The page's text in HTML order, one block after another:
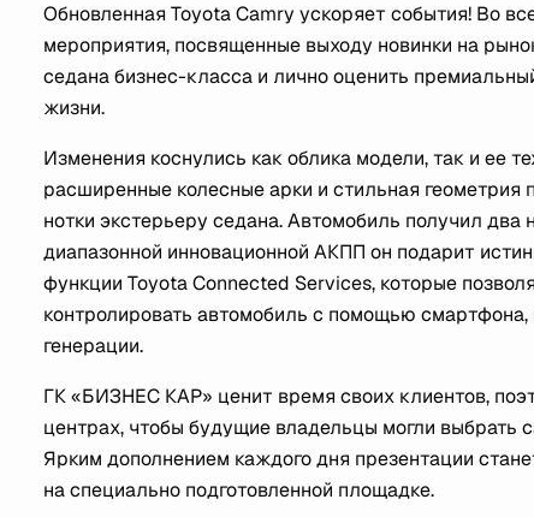
Обновленная Toyota Camry ускоряет события! Во
мероприятия, посвященные выходу новинки на
седана бизнес-класса и лично оценить
жизни.
Изменения коснулись как облика модели, так и ее
расширенные колесные арки и стильная
нотки экстерьеру седана. Автомобиль получил
диапазонной инновационной АКПП он подарит
функции Toyota Connected Services, которые
контролировать автомобиль с помощью смартфона,
генерации.
ГК «БИЗНЕС КАР» ценит время своих клиентов,
центрах, чтобы будущие владельцы могли
Ярким дополнением каждого дня презентации
на специально подготовленной площадке.